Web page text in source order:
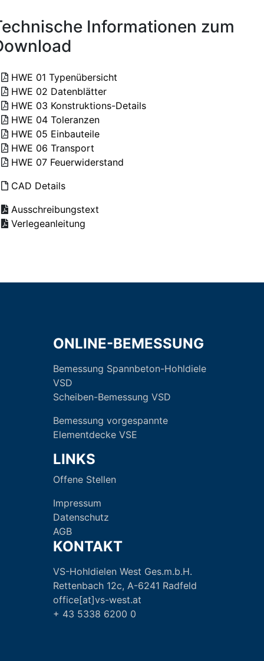
Informationen zum
HWE 01 Typenübersicht
HWE 02 Datenblätter
HWE 03 Konstruktions-Details
HWE 04 Toleranzen
HWE 05 Einbauteile
HWE 06 Transport
HWE 07 Feuerwiderstand
CAD Details
Ausschreibungstext
Verlegeanleitung
ONLINE-BEMESSUNG
Bemessung Spannbeton-Hohldiele
VSD
Scheiben-Bemessung VSD
Bemessung vorgespannte
Elementdecke VSE
LINKS
Offene Stellen
Impressum
Datenschutz
AGB
KONTAKT
VS-Hohldielen West Ges.m.b.H.
Rettenbach 12c, A-6241 Radfeld
office[at]vs-west.at
+ 43 5338 6200 0